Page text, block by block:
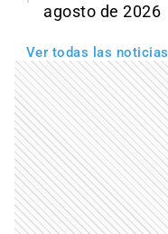
agosto de 2026
Ver todas las noticias